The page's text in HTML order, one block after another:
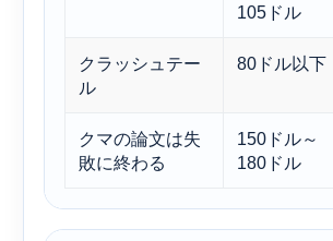
105ドル
クラッシュテー
ル
80ドル以下
クマの論文は失
敗に終わる
150ドル～
180ドル